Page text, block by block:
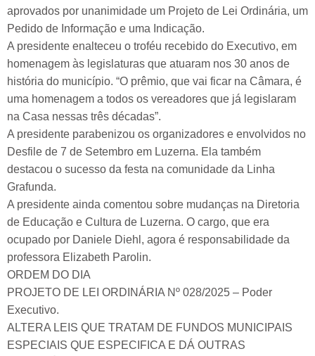
aprovados por unanimidade um Projeto de Lei Ordinária, um
Pedido de Informação e uma Indicação.
A presidente enalteceu o troféu recebido do Executivo, em
homenagem às legislaturas que atuaram nos 30 anos de
história do município. “O prêmio, que vai ficar na Câmara, é
uma homenagem a todos os vereadores que já legislaram
na Casa nessas três décadas”.
A presidente parabenizou os organizadores e envolvidos no
Desfile de 7 de Setembro em Luzerna. Ela também
destacou o sucesso da festa na comunidade da Linha
Grafunda.
A presidente ainda comentou sobre mudanças na Diretoria
de Educação e Cultura de Luzerna. O cargo, que era
ocupado por Daniele Diehl, agora é responsabilidade da
professora Elizabeth Parolin.
ORDEM DO DIA
PROJETO DE LEI ORDINÁRIA Nº 028/2025 – Poder
Executivo.
ALTERA LEIS QUE TRATAM DE FUNDOS MUNICIPAIS
ESPECIAIS QUE ESPECIFICA E DÁ OUTRAS